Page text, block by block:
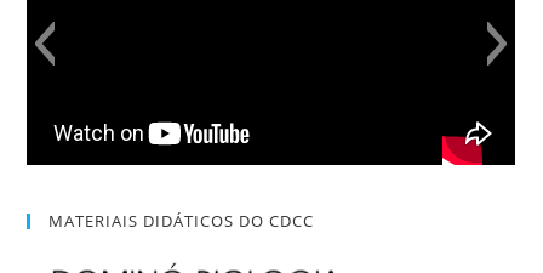
MATERIAIS DIDÁTICOS DO CDCC